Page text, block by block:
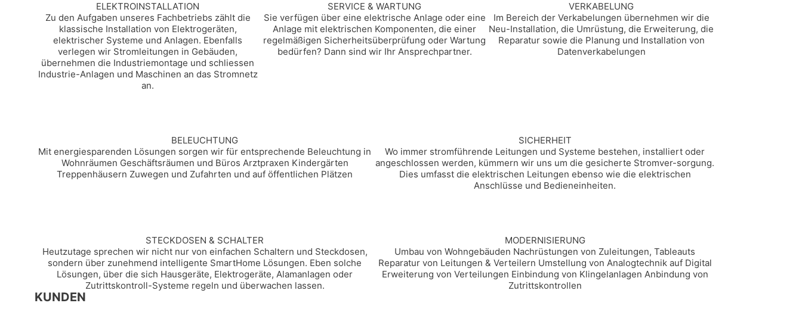
ELEKTROINSTALLATION
Zu den Aufgaben unseres Fachbetriebs zählt die
klassische Installation von Elektrogeräten,
elektrischer Systeme und Anlagen. Ebenfalls
verlegen wir Stromleitungen in Gebäuden,
übernehmen die Industriemontage und schliessen
Industrie-Anlagen und Maschinen an das Stromnetz
an.
SERVICE & WARTUNG
Sie verfügen über eine elektrische Anlage oder eine
Anlage mit elektrischen Komponenten, die einer
regelmäßigen Sicherheitsüberprüfung oder Wartung
bedürfen? Dann sind wir Ihr Ansprechpartner.
VERKABELUNG
Im Bereich der Verkabelungen übernehmen wir die
Neu-Installation, die Umrüstung, die Erweiterung, die
Reparatur sowie die Planung und Installation von
Datenverkabelungen
BELEUCHTUNG
Mit energiesparenden Lösungen sorgen wir für entsprechende Beleuchtung in
Wohnräumen Geschäftsräumen und Büros Arztpraxen Kindergärten
Treppenhäusern Zuwegen und Zufahrten und auf öffentlichen Plätzen
SICHERHEIT
Wo immer stromführende Leitungen und Systeme bestehen, installiert oder
angeschlossen werden, kümmern wir uns um die gesicherte Stromver-sorgung.
Dies umfasst die elektrischen Leitungen ebenso wie die elektrischen
Anschlüsse und Bedieneinheiten.
STECKDOSEN & SCHALTER
Heutzutage sprechen wir nicht nur von einfachen Schaltern und Steckdosen,
sondern über zunehmend intelligente SmartHome Lösungen. Eben solche
Lösungen, über die sich Hausgeräte, Elektrogeräte, Alamanlagen oder
Zutrittskontroll-Systeme regeln und überwachen lassen.
MODERNISIERUNG
Umbau von Wohngebäuden Nachrüstungen von Zuleitungen, Tableauts
Reparatur von Leitungen & Verteilern Umstellung von Analogtechnik auf Digital
Erweiterung von Verteilungen Einbindung von Klingelanlagen Anbindung von
Zutrittskontrollen
KUNDEN